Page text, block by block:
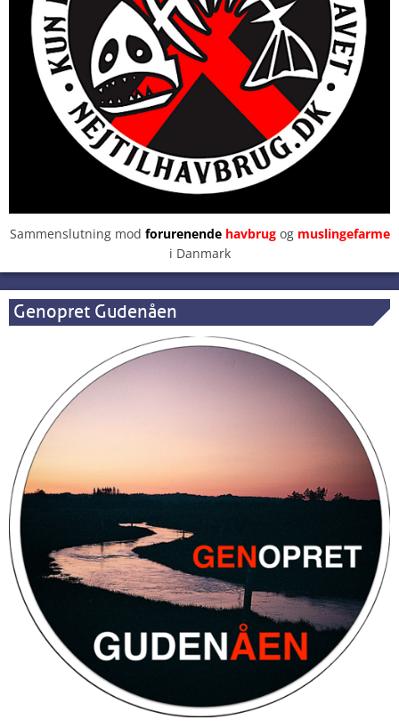
Sammenslutning mod forurenendehavbrugog muslingefarme
i Danmark
Genopret Gudenåen